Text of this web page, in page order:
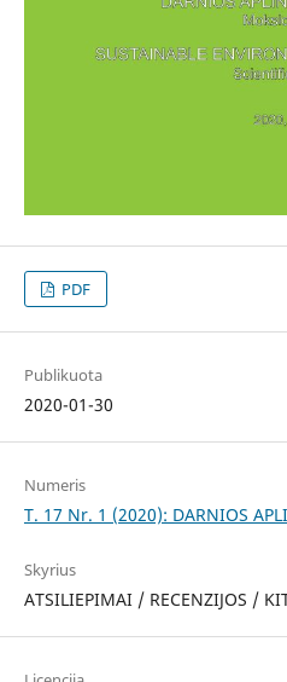
PDF
Publikuota
2020-01-30
Numeris
T. 17 Nr. 1 (2020): DARNIOS
Skyrius
ATSILIEPIMAI / RECENZIJOS /